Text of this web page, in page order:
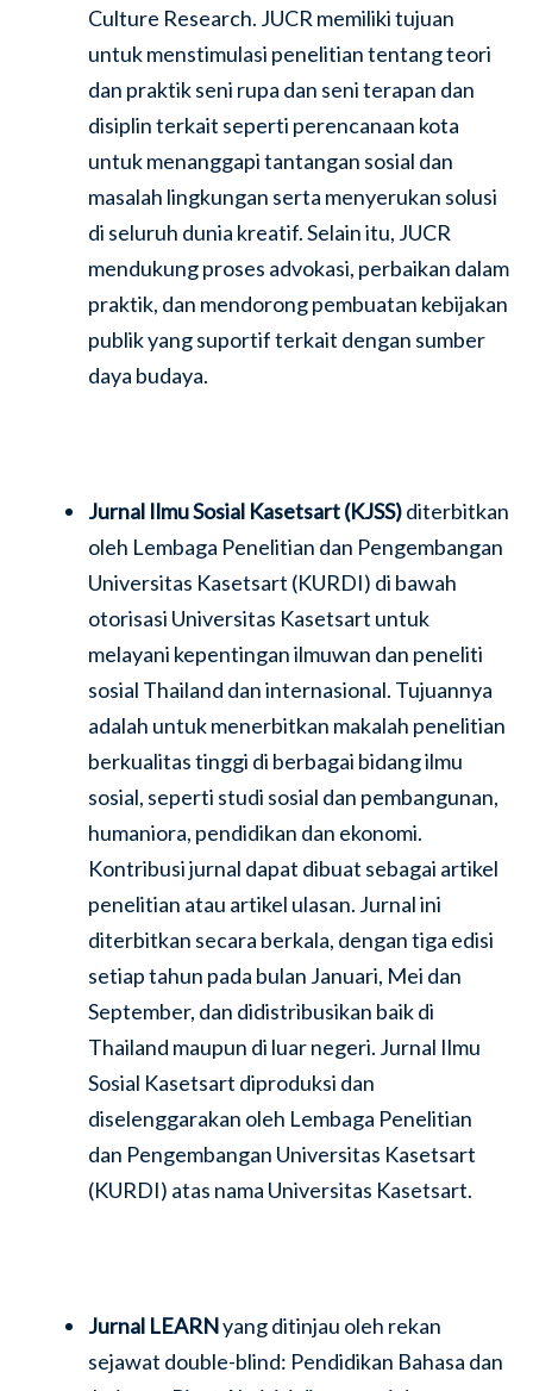
Culture Research. JUCR memiliki tujuan
untuk menstimulasi penelitian tentang teori
dan praktik seni rupa dan seni terapan dan
disiplin terkait seperti perencanaan kota
untuk menanggapi tantangan sosial dan
masalah lingkungan serta menyerukan solusi
di seluruh dunia kreatif. Selain itu, JUCR
mendukung proses advokasi, perbaikan dalam
praktik, dan mendorong pembuatan kebijakan
publik yang suportif terkait dengan sumber
daya budaya.
Jurnal Ilmu Sosial Kasetsart (KJSS)diterbitkan
oleh Lembaga Penelitian dan Pengembangan
Universitas Kasetsart (KURDI) di bawah
otorisasi Universitas Kasetsart untuk
melayani kepentingan ilmuwan dan peneliti
sosial Thailand dan internasional. Tujuannya
adalah untuk menerbitkan makalah penelitian
berkualitas tinggi di berbagai bidang ilmu
sosial, seperti studi sosial dan pembangunan,
humaniora, pendidikan dan ekonomi.
Kontribusi jurnal dapat dibuat sebagai artikel
penelitian atau artikel ulasan. Jurnal ini
diterbitkan secara berkala, dengan tiga edisi
setiap tahun pada bulan Januari, Mei dan
September, dan didistribusikan baik di
Thailand maupun di luar negeri. Jurnal Ilmu
Sosial Kasetsart diproduksi dan
diselenggarakan oleh Lembaga Penelitian
dan Pengembangan Universitas Kasetsart
(KURDI) atas nama Universitas Kasetsart.
Jurnal LEARNyang ditinjau oleh rekan
sejawat double-blind: Pendidikan Bahasa dan